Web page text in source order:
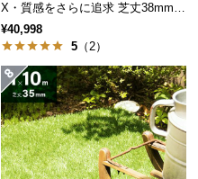
高密度な生地により、鋭
りと防ぐことができま
す。
X・質感をさらに追求 芝丈38mm 2
×10m
¥40,998
5 （2）